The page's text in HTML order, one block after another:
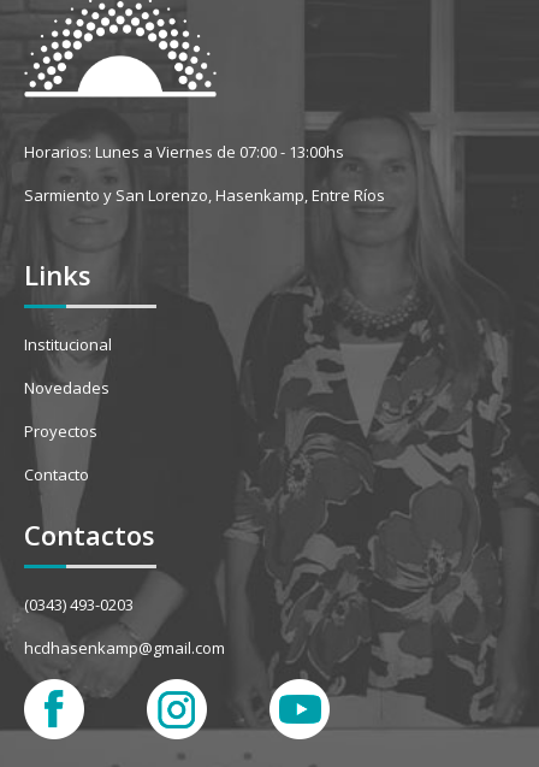
Horarios: Lunes a Viernes de 07:00 - 13:00hs
Sarmiento y San Lorenzo, Hasenkamp, Entre Ríos
Links
Institucional
Novedades
Proyectos
Contacto
Contactos
(0343) 493-0203
hcdhasenkamp@gmail.com